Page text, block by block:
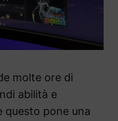
molte ore di
abilità e
questo pone una